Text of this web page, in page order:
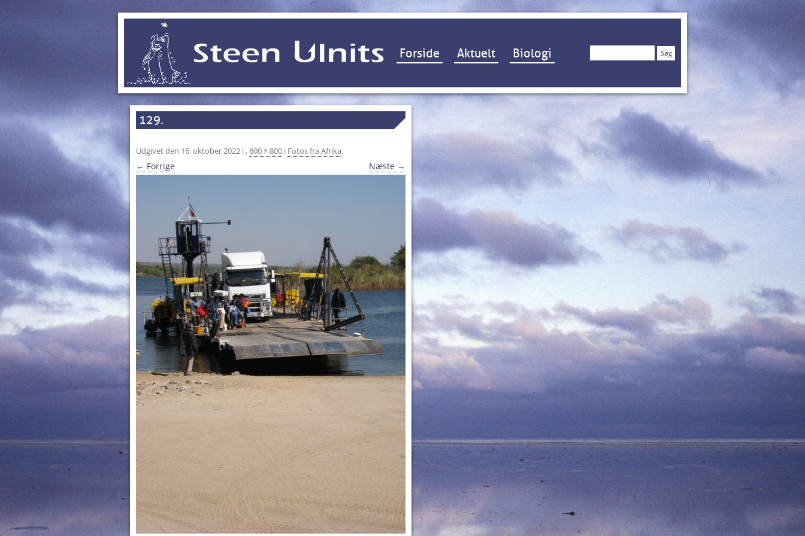
Hop til indhold
Forside Aktuelt Biologi Søg
129.
Udgivet den 16. oktober 2022 i ,600 × 800 i Fotos fra Afrika.
← Forrige Næste →